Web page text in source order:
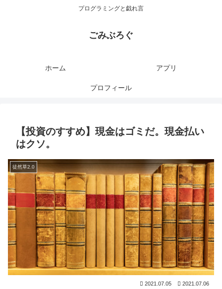
プログラミングと戯れ言
ごみぶろぐ
ホーム アプリ
プロフィール
【投資のすすめ】現金はゴミだ。現金払い
はクソ。
徒然草2.0
2021.07.05 2021.07.06